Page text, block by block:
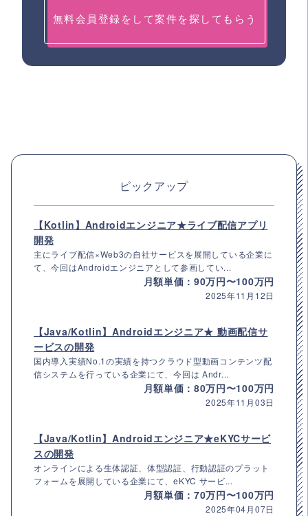
無料会員登録をして案件を探してもらう
ピックアップ
【Kotlin】Androidエンジニア★ライブ配信アプリ
開発
主にライブ配信×Web3の自社サービスを展開している企業に
て、今回はAndroidエンジニアとして参画してい...
月額単価：90万円〜100万円
2025年11月12日
【Java/Kotlin】Androidエンジニア★ 動画配信サ
ービスの開発
国内導入実績No.1の実績を持つクラウド型動画コンテンツ配
信システムを行っている企業にて、今回は Andr...
月額単価：80万円〜100万円
2025年11月03日
【Java/Kotlin】Androidエンジニア★eKYCサービ
スの開発
オンラインによる生体認証、体型認証、行動認証のプラット
フォームを展開している企業にて、eKYC サービ...
月額単価：70万円〜100万円
2025年04月07日